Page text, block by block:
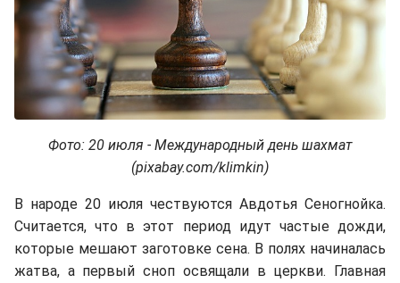
Фото: 20 июля - Международный день шахмат
(pixabay.com/klimkin)
В народе 20 июля чествуются Авдотья Сеногнойка.
Считается, что в этот период идут частые дожди,
которые мешают заготовке сена. В полях начиналась
жатва, а первый сноп освящали в церкви. Главная